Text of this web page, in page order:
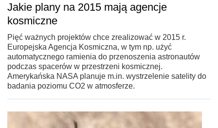
Jakie plany na 2015 mają agencje
kosmiczne
Pięć ważnych projektów chce zrealizować w 2015 r.
Europejska Agencja Kosmiczna, w tym np. użyć
automatycznego ramienia do przenoszenia astronautów
podczas spacerów w przestrzeni kosmicznej.
Amerykańska NASA planuje m.in. wystrzelenie satelity do
badania poziomu CO2 w atmosferze.